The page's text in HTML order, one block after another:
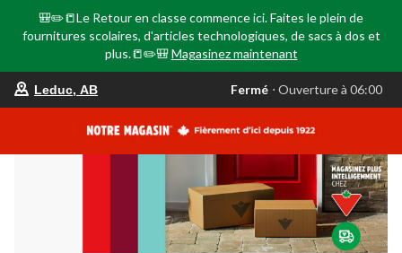
🎒✏️📒Le Retour en classe commence ici. Faites le plein de
fournitures scolaires, d'articles technologiques, de sacs à dos et
plus.📒✏️🎒 Magasinez maintenant
votre
est
AB,
Fermé,
Ouverture
à
06:00
Leduc, AB Fermé ⋅ Ouverture à 06:00